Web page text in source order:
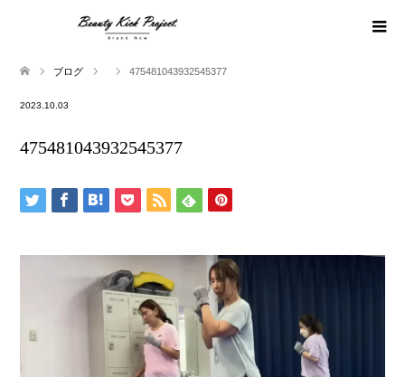
ブログ 475481043932545377
2023.10.03
475481043932545377